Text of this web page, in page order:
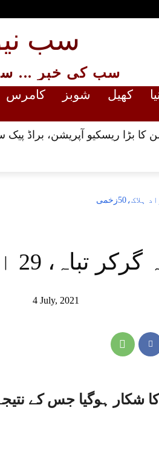
سب
سب کی خبر ...
کھیل شوبز کامرس
براڈ پیک سے7غیر ملکی کوہ پیمائوں کے جسد خاکی
4 July, 2021